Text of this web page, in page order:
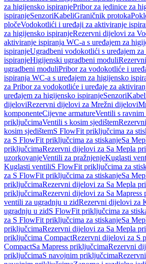
za higijensko ispiranjePribor za jedinice za
ispiranjeSenzoriKabeliGraničnik protoka
pločeVodokotlići i uređaji za aktiviranje
za higijensko ispiranjeRezervni dijelovi za
aktiviranje ispiranja WC-a s uređajem za
ispiranjeUgradbeni vodokotlići s uređajem
ispiranjeHigijenski ugradbeni moduli
ugradbeni moduliPribor za vodokotliće i
ispiranja WC-a s uređajem za higijensko
za Pribor za vodokotliće i uređaje za
uređajem za higijensko ispiranjeSenzori
dijeloviRezervni dijelovi za Mrežni dijelovi
komponenteCijevne armatureVentili s ravnim
priključcimaVentili s kosim sjedištem
kosim sjedištemS FlowFit priključcima za
za S FlowFit priključcima za stiskanjeSa
priključcimaRezervni dijelovi za Sa Mepla
uzorkovanjeVentili za pražnjenjeKuglasti
Kuglasti ventiliS FlowFit priključcima za
za S FlowFit priključcima za stiskanjeSa
priključcimaRezervni dijelovi za Sa Mepla
priključcimaRezervni dijelovi za Sa Mapress
ventili za ugradnju u zidRezervni dijelovi za
ugradnju u zidS FlowFit priključcima za
za S FlowFit priključcima za stiskanjeSa
priključcimaRezervni dijelovi za Sa Mepla
priključcima CompactRezervni dijelovi za S
CompactSa Mapress priključcimaRezervni
priključcimaS navojnim priključcima